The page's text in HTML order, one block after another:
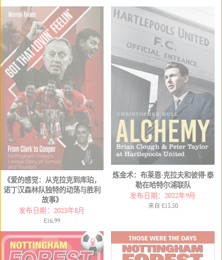
格
价
格
《爱的感觉：从克拉克到库珀，
诺丁汉森林队独特的动荡与胜利
故事》
发布日期：2023年8月
常
价
格
£16.99
炼金术：布莱恩·克拉夫和彼得·泰
勒在哈特尔浦联队
发布日期：2022年9月
来自 £13.50